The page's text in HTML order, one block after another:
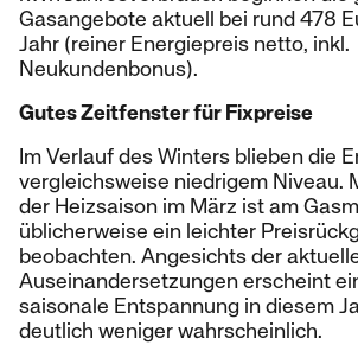
Gasangebote aktuell bei rund 478
Jahr (reiner Energiepreis netto, inkl.
Neukundenbonus).
Gutes Zeitfenster für Fixpreise
Im Verlauf des Winters blieben die
vergleichsweise niedrigem Niveau.
der Heizsaison im März ist am
üblicherweise ein leichter
beobachten. Angesichts der
Auseinandersetzungen erscheint
saisonale Entspannung in diesem
deutlich weniger wahrscheinlich.